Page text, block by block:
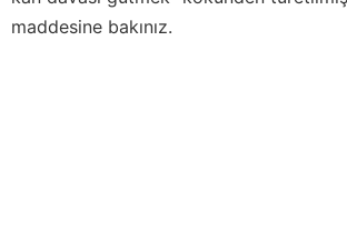
maddesine bakınız.